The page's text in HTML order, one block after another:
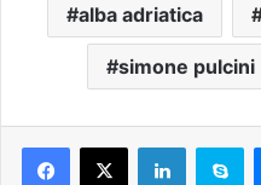
alba adriatica
simone pulcini